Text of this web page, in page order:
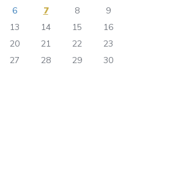
6 7 8
9
13 14 15
16
20 21 22
23
27 28 29
30